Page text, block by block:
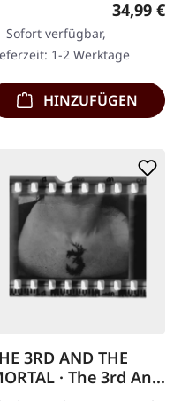
Schwarzes Vinyl im
Cover mit 12-
34,99 €
Sofort verfügbar,
1-2 Werktage
HINZUFÜGEN
3RD AND THE
· The 3rd And